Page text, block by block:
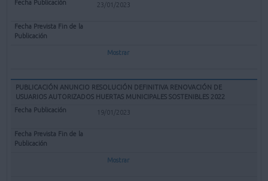
23/01/2023
Mostrar
PUBLICACIÓN ANUNCIO RESOLUCIÓN DEFINITIVA RENOVACIÓN DE
USUARIOS AUTORIZADOS HUERTAS MUNICIPALES SOSTENIBLES 2022
19/01/2023
Mostrar